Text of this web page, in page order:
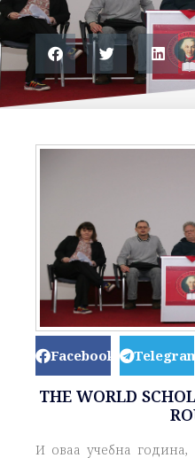
Facebook Telegram
THE WORLD
И оваа учебна